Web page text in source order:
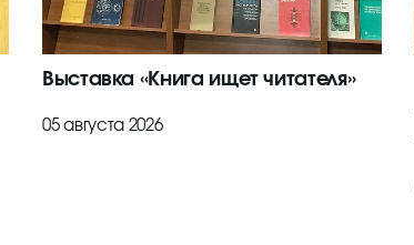
Выставка «Книга ищет читателя»
05 августа 2026